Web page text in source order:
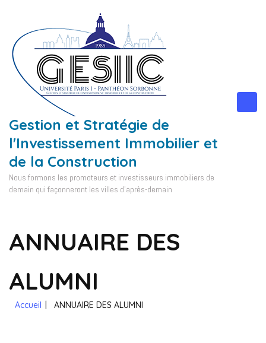
contenu
(Pressez
Entrée)
Gestion et Stratégie de
l'Investissement Immobilier et
de la Construction
Nous formons les promoteurs et investisseurs immobiliers de
demain qui façonneront les villes d'après-demain
ANNUAIRE DES
ALUMNI
Accueil ANNUAIRE DES ALUMNI